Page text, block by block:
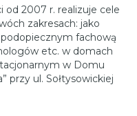
od 2007 r. realizuje cele
zakresach: jako
fachową
etc. w domach
w Domu
przy ul. Sołtysowickiej